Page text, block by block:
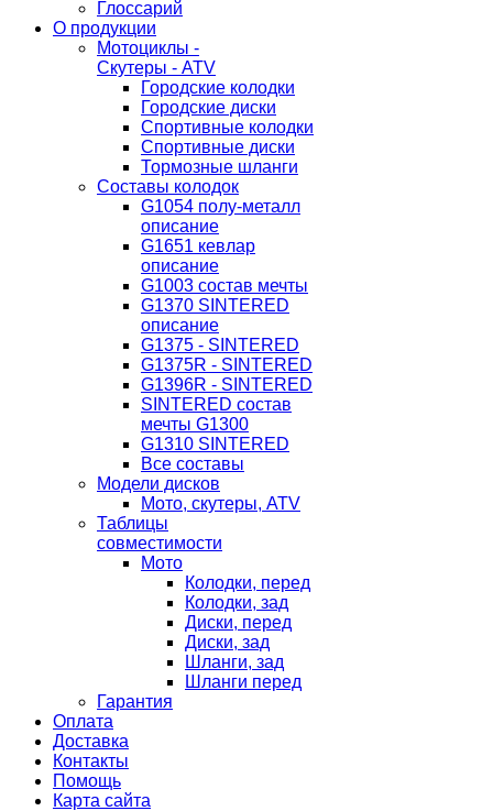
Глоссарий
О продукции
Мотоциклы -
Скутеры - ATV
Городские колодки
Городские диски
Спортивные колодки
Спортивные диски
Тормозные шланги
Составы колодок
G1054 полу-металл
описание
G1651 кевлар
описание
G1003 состав мечты
G1370 SINTERED
описание
G1375 - SINTERED
G1375R - SINTERED
G1396R - SINTERED
SINTERED состав
мечты G1300
G1310 SINTERED
Все составы
Модели дисков
Мото, скутеры, ATV
Таблицы
совместимости
Мото
Колодки, перед
Колодки, зад
Диски, перед
Диски, зад
Шланги, зад
Шланги перед
Гарантия
Оплата
Доставка
Контакты
Помощь
Карта сайта